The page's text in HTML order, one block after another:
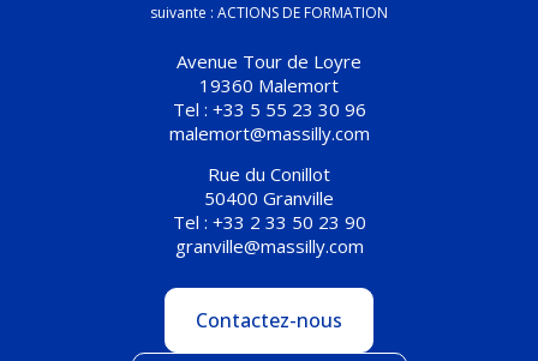
suivante : ACTIONS DE FORMATION
Avenue Tour de Loyre
19360 Malemort
Tel : +33 5 55 23 30 96
malemort@massilly.com
Rue du Conillot
50400 Granville
Tel : +33 2 33 50 23 90
granville@massilly.com
Contactez-nous